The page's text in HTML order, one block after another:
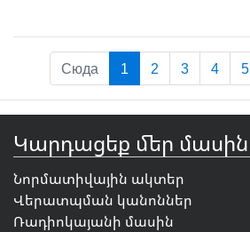
Сюда 1 2 3 4 5
Կարդացեք մեր մասին
Նորմատիվային ակտեր
Վերատպման կանոններ
Ռադիոկայանի մասին